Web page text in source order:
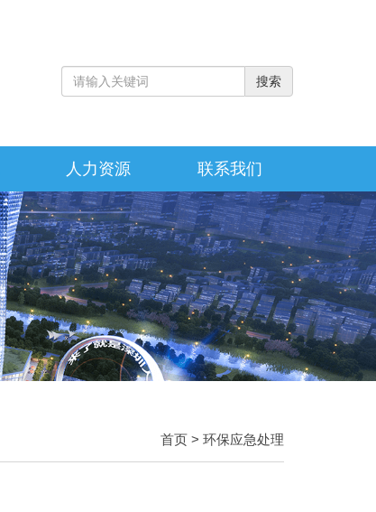
人力资源 联系我们
首页 > 环保应急处理